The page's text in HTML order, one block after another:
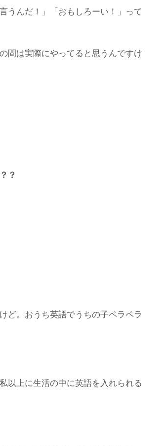
うんだ！」「おもしろーい！」って
間は実際にやってると思うんですけ
？
ど。おうち英語でうちの子ペラペラ
以上に生活の中に英語を入れられる